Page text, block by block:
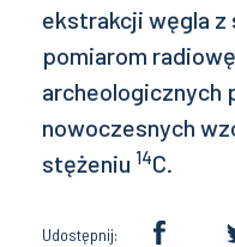
ekstrakcji węgla z
pomiarom
archeologicznych
nowoczesnych
stężeniu 14C.
Udostępnij: